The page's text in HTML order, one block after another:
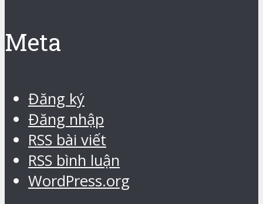
Meta
Đăng ký
Đăng nhập
RSS bài viết
RSS bình luận
WordPress.org